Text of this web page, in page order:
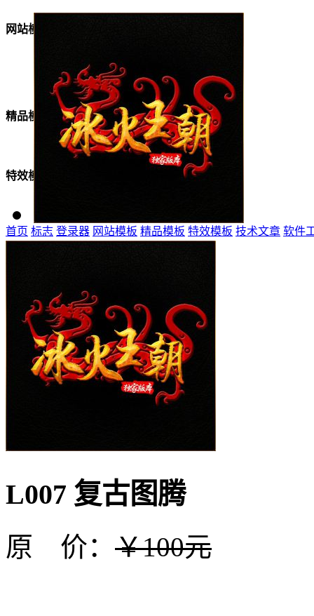
网站模板
美女模板
精品模板
特效模板
首页 标志 登录器 网站模板 精品模板 特效模板 技术文章 软件
L007 复古图腾
原 价： ￥100元